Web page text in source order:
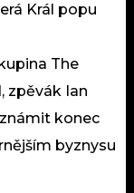
Král popu
The
zpěvák Ian
konec
byznysu